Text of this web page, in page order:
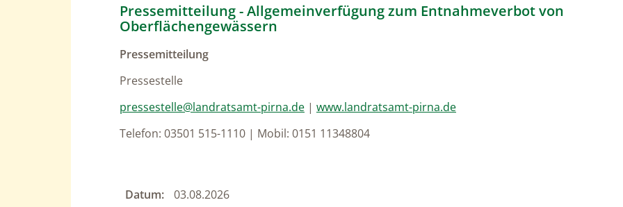
Pressemitteilung - Allgemeinverfügung zum Entnahmeverbot von
Oberflächengewässern
Pressemitteilung
Pressestelle
pressestelle@landratsamt-pirna.de | www.landratsamt-pirna.de
Telefon: 03501 515-1110 | Mobil: 0151 11348804
Datum:
03.08.2026